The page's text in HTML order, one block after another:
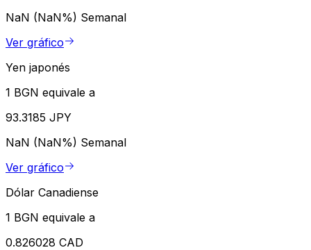
NaN (NaN%) Semanal
Ver gráfico
Yen japonés
1 BGN equivale a
93.3185 JPY
NaN (NaN%) Semanal
Ver gráfico
Dólar Canadiense
1 BGN equivale a
0.826028 CAD